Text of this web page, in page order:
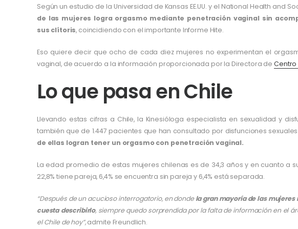
Según un estudio de la Universidad de Kansas EE.UU. y el National Health and
de las mujeres logra orgasmo mediante penetración vaginal sin
sus clítoris, coincidiendo con el importante Informe Hite.
Eso quiere decir que ocho de cada diez mujeres no experimentan el
vaginal, de acuerdo a la información proporcionada por la Directora deCentro
Lo que pasa en Chile
Llevando estas cifras a Chile, la Kinesióloga especialista en sexualidad y
también que de 1.447 pacientes que han consultado por disfunciones
de ellas logran tener un orgasmo con penetración vaginal.
La edad promedio de estas mujeres chilenas es de 34,3 años y en cuanto a
22,8% tiene pareja, 6,4% se encuentra sin pareja y 6,4% está separada.
“Después de un acucioso interrogatorio, en dondela gran mayoría de las mujeres
cuesta describirlo, siempre quedo sorprendida por la falta de información en el
el Chile de hoy”,admite Freundlich.